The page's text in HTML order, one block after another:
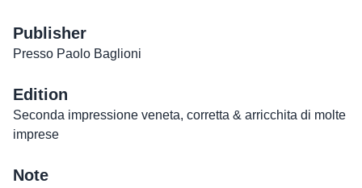
Publisher
Presso Paolo Baglioni
Edition
Seconda impressione veneta, corretta & arricchita di molte
imprese
Note